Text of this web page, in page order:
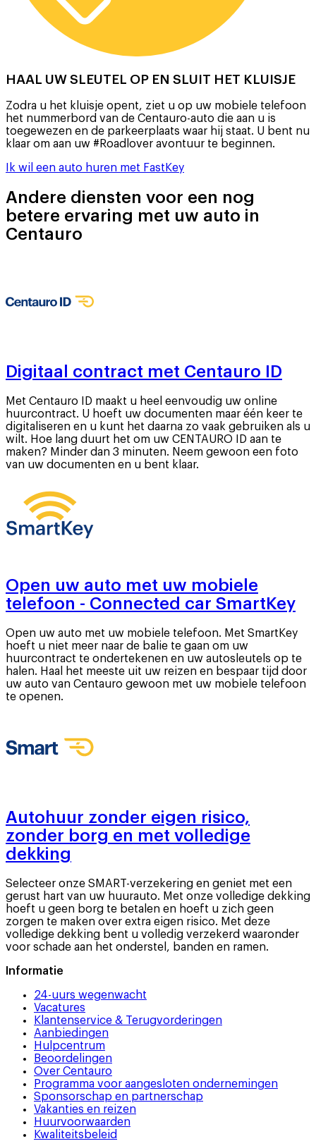
HAAL UW SLEUTEL OP EN SLUIT HET KLUISJE
Zodra u het kluisje opent, ziet u op uw mobiele telefoon
het nummerbord van de Centauro-auto die aan u is
toegewezen en de parkeerplaats waar hij staat. U bent nu
klaar om aan uw #Roadlover avontuur te beginnen.
Ik wil een auto huren met FastKey
Andere diensten voor een nog
betere ervaring met uw auto in
Centauro
Digitaal contract met Centauro ID
Met Centauro ID maakt u heel eenvoudig uw online
huurcontract. U hoeft uw documenten maar één keer te
digitaliseren en u kunt het daarna zo vaak gebruiken als u
wilt. Hoe lang duurt het om uw CENTAURO ID aan te
maken? Minder dan 3 minuten. Neem gewoon een foto
van uw documenten en u bent klaar.
Open uw auto met uw mobiele
telefoon - Connected car SmartKey
Open uw auto met uw mobiele telefoon. Met SmartKey
hoeft u niet meer naar de balie te gaan om uw
huurcontract te ondertekenen en uw autosleutels op te
halen. Haal het meeste uit uw reizen en bespaar tijd door
uw auto van Centauro gewoon met uw mobiele telefoon
te openen.
Autohuur zonder eigen risico,
zonder borg en met volledige
dekking
Selecteer onze SMART-verzekering en geniet met een
gerust hart van uw huurauto. Met onze volledige dekking
hoeft u geen borg te betalen en hoeft u zich geen
zorgen te maken over extra eigen risico. Met deze
volledige dekking bent u volledig verzekerd waaronder
voor schade aan het onderstel, banden en ramen.
Informatie
24-uurs wegenwacht
Vacatures
Klantenservice & Terugvorderingen
Aanbiedingen
Hulpcentrum
Beoordelingen
Over Centauro
Programma voor aangesloten ondernemingen
Sponsorschap en partnerschap
Vakanties en reizen
Huurvoorwaarden
Kwaliteitsbeleid